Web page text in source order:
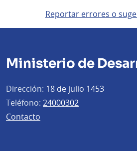
Reportar errores o
Ministerio de
Dirección: 18 de julio 1453
Teléfono: 24000302
Contacto